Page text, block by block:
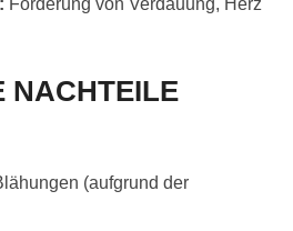
NACHTEILE
(aufgrund der